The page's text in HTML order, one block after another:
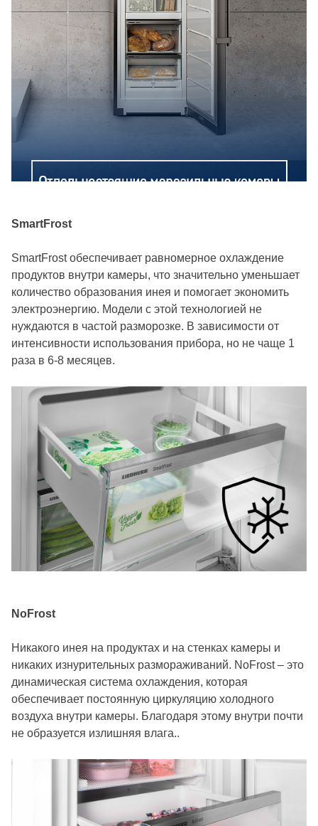
SmartFrost
SmartFrost обеспечивает равномерное охлаждение
продуктов внутри камеры, что значительно уменьшает
количество образования инея и помогает экономить
электроэнергию. Модели с этой технологией не
нуждаются в частой разморозке. В зависимости от
интенсивности использования прибора, но не чаще 1
раза в 6-8 месяцев.
NoFrost
Никакого инея на продуктах и ​​на стенках камеры и
никаких изнурительных размораживаний. NoFrost – это
динамическая система охлаждения, которая
обеспечивает постоянную циркуляцию холодного
воздуха внутри камеры. Благодаря этому внутри почти
не образуется излишняя влага..